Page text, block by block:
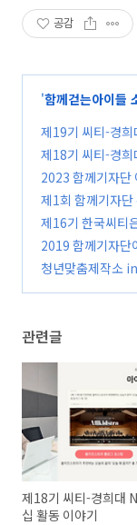
공감
'함께걷는아이들
제19기 씨티-경희
(0)
제18기 씨티-경희
(2)
2023 함께기자단
제1회 함께기자단
자단’
(0)
제16기 한국씨티
활동 후기
(0)
2019 함께기자단
청년맞춤제작소
관련글
제18기 씨티-경희대
십 활동 이야기